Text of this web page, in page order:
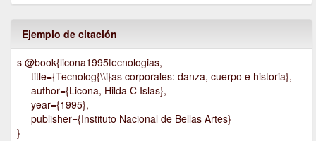
Ejemplo de citación
s @book{licona1995tecnologias,
title={Tecnolog{\\i}as corporales: danza, cuerpo e historia},
author={Licona, Hilda C Islas},
year={1995},
publisher={Instituto Nacional de Bellas Artes}
}